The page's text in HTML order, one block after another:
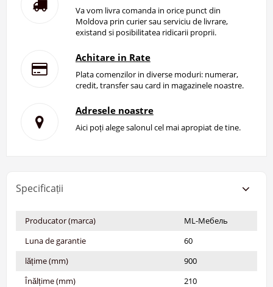
Va vom livra comanda in orice punct din
Moldova prin curier sau serviciu de livrare,
existand si posibilitatea ridicarii proprii.
Achitare in Rate
Plata comenzilor in diverse moduri: numerar,
credit, transfer sau card in magazinele noastre.
Adresele noastre
Aici poți alege salonul cel mai apropiat de tine.
Specificații
Producator (marca)
ML-Мебель
Luna de garantie
60
lățime (mm)
900
Înălțime (mm)
210